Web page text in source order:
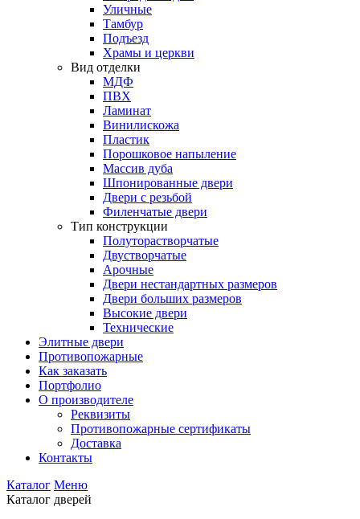
Уличные
Тамбур
Подъезд
Храмы и церкви
Вид отделки
МДФ
ПВХ
Ламинат
Винилискожа
Пластик
Порошковое напыление
Массив дуба
Шпонированные двери
Двери с резьбой
Филенчатые двери
Тип конструкции
Полуторастворчатые
Двустворчатые
Арочные
Двери нестандартных размеров
Двери больших размеров
Высокие двери
Технические
Элитные двери
Противопожарные
Как заказать
Портфолио
О производителе
Реквизиты
Противопожарные сертификаты
Доставка
Контакты
Каталог Меню
Каталог дверей